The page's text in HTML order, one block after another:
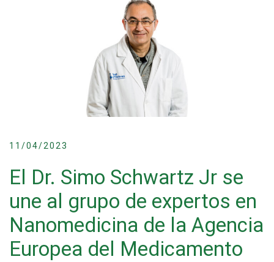
11/04/2023
El Dr. Simo Schwartz Jr se
une al grupo de expertos en
Nanomedicina de la Agencia
Europea del Medicamento